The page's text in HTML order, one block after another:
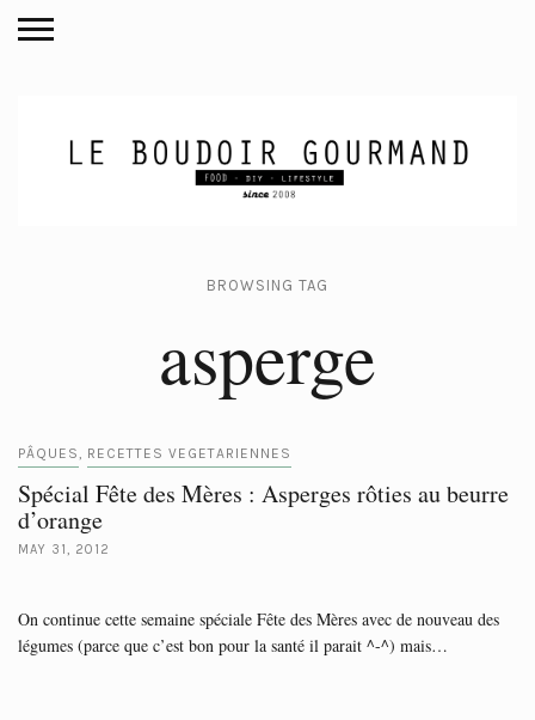
BROWSING TAG
asperge
PÂQUES, RECETTES VEGETARIENNES
Spécial Fête des Mères : Asperges rôties au beurre
d’orange
MAY 31, 2012
On continue cette semaine spéciale Fête des Mères avec de nouveau des
légumes (parce que c’est bon pour la santé il parait ^-^) mais…